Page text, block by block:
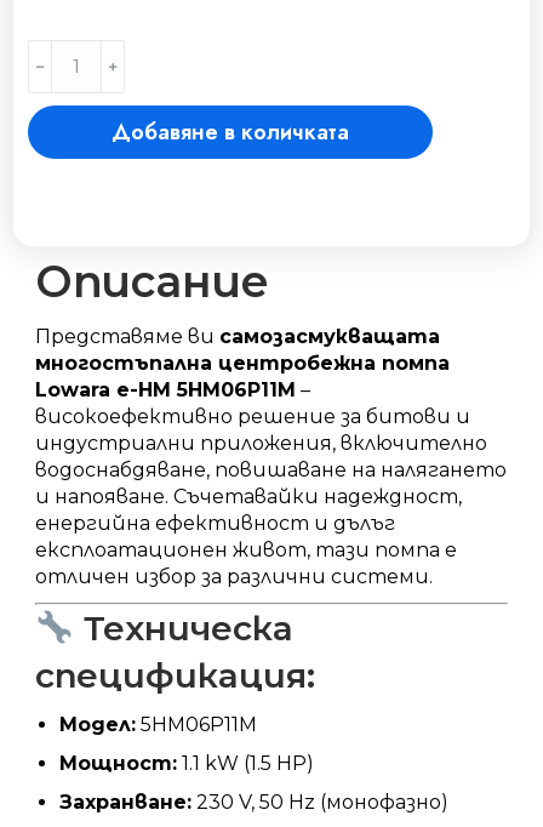
многостъпална
блок
помпa
е-
﹣ ﹢
Добавяне в количката
Описание
Представяме ви самозасмукващата
многостъпална центробежна помпа
Lowara e-HM 5HM06P11M –
високоефективно решение за битови и
индустриални приложения, включително
водоснабдяване, повишаване на налягането
и напояване. Съчетавайки надеждност,
енергийна ефективност и дълъг
експлоатационен живот, тази помпа е
отличен избор за различни системи.
Техническа
спецификация:
Модел: 5HM06P11M
Мощност: 1.1 kW (1.5 HP)
Захранване: 230 V, 50 Hz (монофазно)